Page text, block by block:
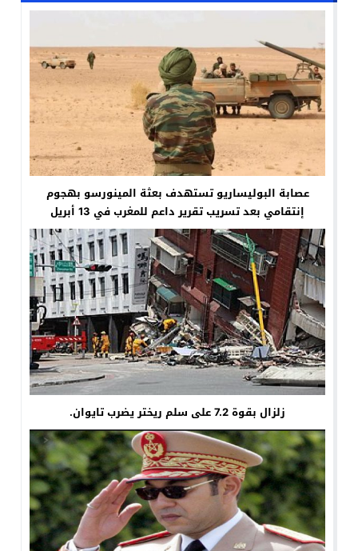
عصابة البوليساريو تستهدف بعثة المينورسو بهجوم
إنتقامي بعد تسريب تقرير داعم للمغرب في 13 أبريل
2025
زلزال بقوة 7.2 على سلم ريختر يضرب تايوان.